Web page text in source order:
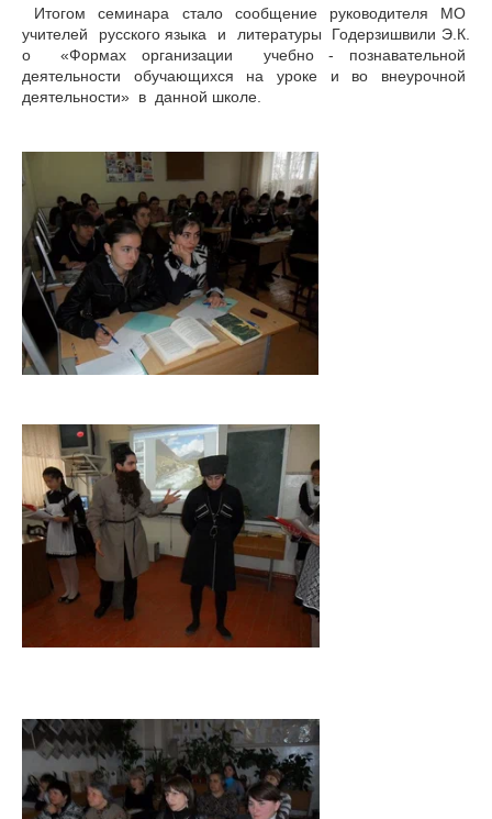
Итогом семинара стало сообщение руководителя МО
учителей русского языка и литературы Годерзишвили Э.К.
о «Формах организации учебно - познавательной
деятельности обучающихся на уроке и во внеурочной
деятельности» в данной школе.